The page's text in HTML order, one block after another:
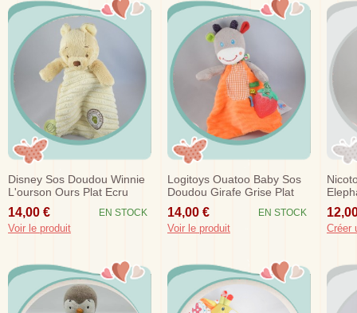
Disney Sos Doudou Winnie
L'ourson Ours Plat Ecru
Hundred Acre Wood
14,00 € EN STOCK
Voir le produit
Logitoys Ouatoo Baby Sos
Doudou Girafe Grise Plat
Orange Fraise Nicotoy
14,00 € EN STOCK
Voir le produit
Eveil
Créer